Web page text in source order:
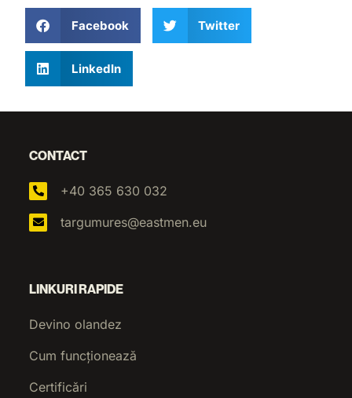
Facebook Twitter
LinkedIn
CONTACT
+40 365 630 032
targumures@eastmen.eu
LINKURI RAPIDE
Devino olandez
Cum funcționează
Certificări